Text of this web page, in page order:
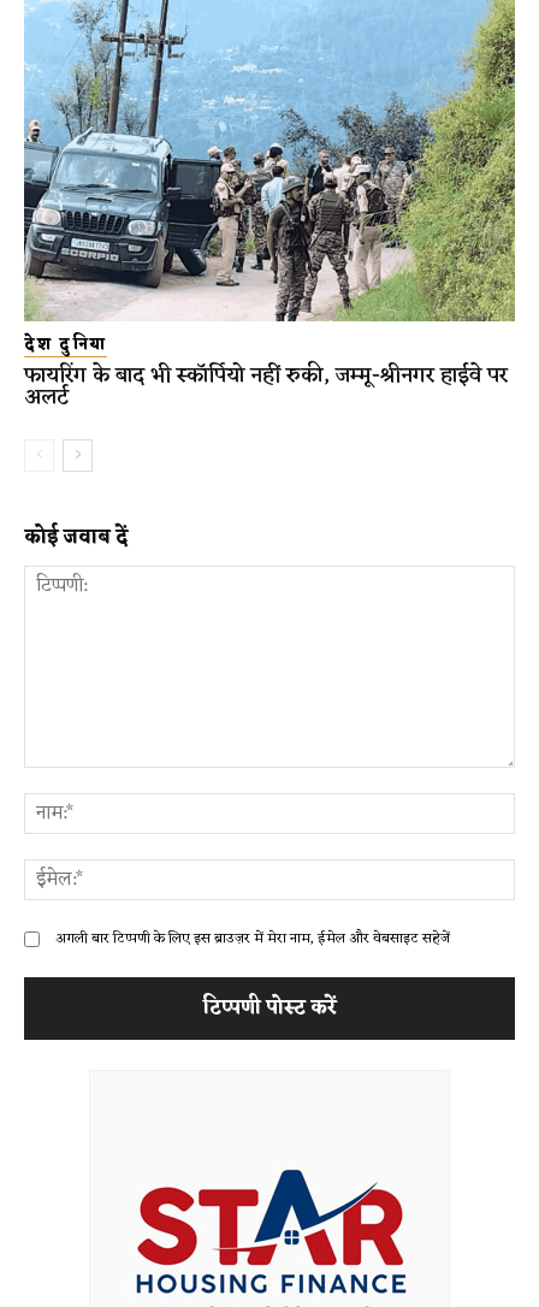
देश दुनिया
फायरिंग के बाद भी स्कॉर्पियो नहीं रुकी, जम्मू-श्रीनगर हाईवे पर
अलर्ट
कोई जवाब दें
अगली बार टिप्पणी के लिए इस ब्राउज़र में मेरा नाम, ईमेल और वेबसाइट सहेजें